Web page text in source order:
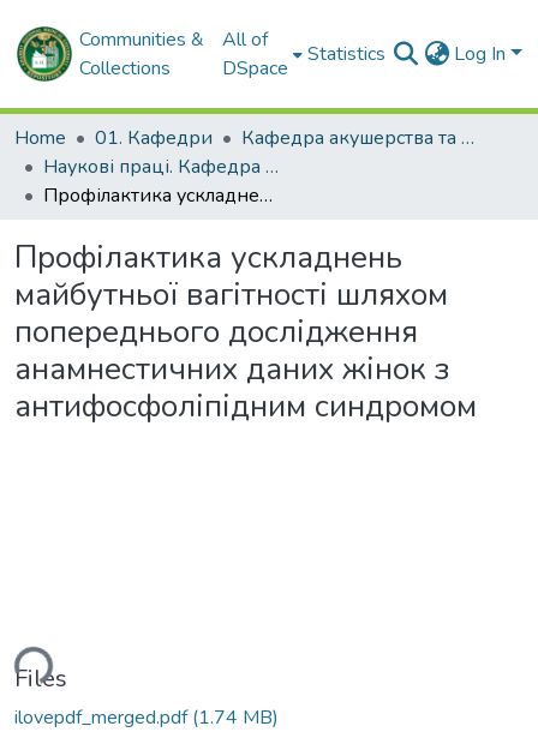
Communities &
Collections
All of
DSpace
Statistics Log In
Home 01. Кафедри
Кафедра акушерства та гінекології № 2
Наукові праці. Кафедра акушерства та гінекології № 2
Профілактика ускладнень майбутньої вагітності шляхом попереднього дослідження анамнестичних даних жінок з антифосфоліпідним синдромом
Профілактика ускладнень
майбутньої вагітності шляхом
попереднього дослідження
анамнестичних даних жінок з
антифосфоліпідним синдромом
Files
ilovepdf_merged.pdf(1.74 MB)